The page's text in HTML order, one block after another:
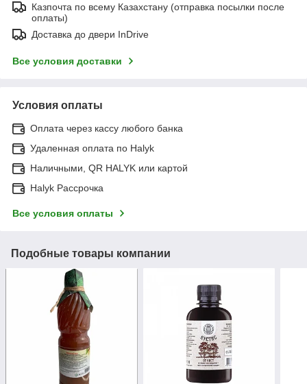
Казпочта по всему Казахстану (отправка посылки после
оплаты)
Доставка до двери InDrive
Все условия доставки
Условия оплаты
Оплата через кассу любого банка
Удаленная оплата по Halyk
Наличными, QR HALYK или картой
Halyk Рассрочка
Все условия оплаты
Подобные товары компании